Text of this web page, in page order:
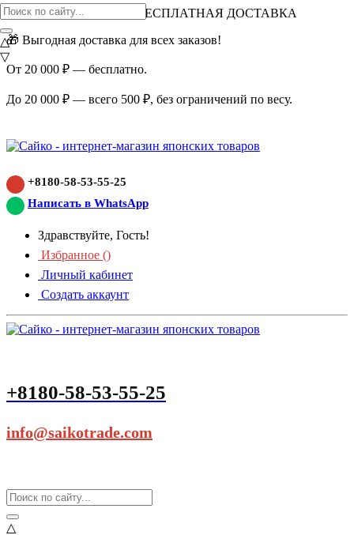
ВНИМАНИЕ АКЦИЯ!
БЕСПЛАТНАЯ ДОСТАВКА
🎁 Выгодная доставка для всех заказов!
От 20 000 ₽ — бесплатно.
До 20 000 ₽ — всего 500 ₽, без ограничений по весу.
+8180-58-53-55-25
Написать в WhatsApp
Здравствуйте, Гость!
Избранное ()
Личный кабинет
Создать аккаунт
+8180-58-53-55-25
info@saikotrade.com
△
△
▽